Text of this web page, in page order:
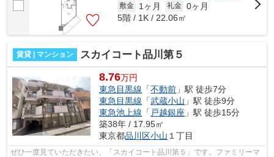
敷金 1ヶ月 礼金 0ヶ月
5階 / 1K / 22.06㎡
賃貸 | マンション スカイコート品川第５
8.76万円
東急目黒線 「不動前 」駅 徒歩7分
東急目黒線 「武蔵小山 」駅 徒歩9分
東急池上線 「 戸越銀座 」駅 徒歩15分
築38年 / 17.95㎡
東京都品川区小山 １丁目
ぜひ一度見ていただきたい、「スカイコート品川第５」です。ファミリーマ